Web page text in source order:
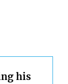
his